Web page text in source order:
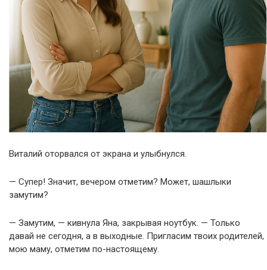
Виталий оторвался от экрана и улыбнулся.
— Супер! Значит, вечером отметим? Может, шашлыки
замутим?
— Замутим, — кивнула Яна, закрывая ноутбук. — Только
давай не сегодня, а в выходные. Пригласим твоих родителей,
мою маму, отметим по-настоящему.